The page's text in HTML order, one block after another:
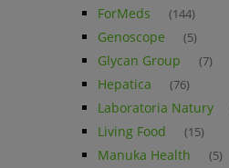
ForMeds (144)
Genoscope (5)
Glycan Group (7)
Hepatica (76)
Laboratoria Natury
Living Food (15)
Manuka Health (5)